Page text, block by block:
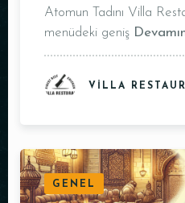
Atomun Tadını Villa
menüdeki geniş
VILLA
GENEL